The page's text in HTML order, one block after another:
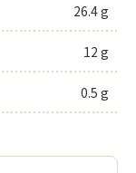
26.4 g
12 g
0.5 g